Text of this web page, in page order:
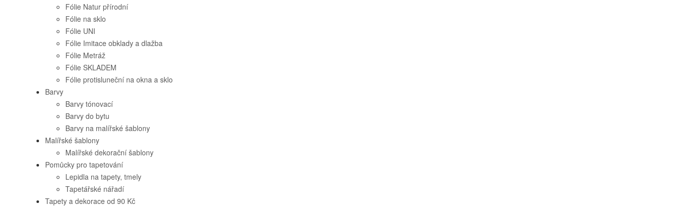
Fólie Natur přírodní
Fólie na sklo
Fólie UNI
Fólie Imitace obklady a dlažba
Fólie Metráž
Fólie SKLADEM
Fólie protisluneční na okna a sklo
Barvy
Barvy tónovací
Barvy do bytu
Barvy na malířské šablony
Malířské šablony
Malířské dekorační šablony
Pomůcky pro tapetování
Lepidla na tapety, tmely
Tapetářské nářadí
Tapety a dekorace od 90 Kč